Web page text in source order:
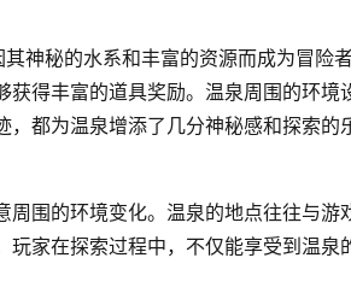
神秘的水系和丰富的资源而成为冒险
得丰富的道具奖励。温泉周围的环境
都为温泉增添了几分神秘感和探索的
围的环境变化。温泉的地点往往与游
家在探索过程中，不仅能享受到温泉